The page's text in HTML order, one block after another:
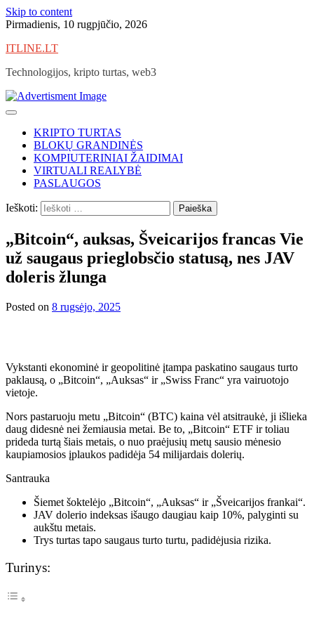
Skip to content
Pirmadienis, 10 rugpjūčio, 2026
ITLINE.LT
Technologijos, kripto turtas, web3
KRIPTO TURTAS
BLOKŲ GRANDINĖS
KOMPIUTERINIAI ŽAIDIMAI
VIRTUALI REALYBĖ
PASLAUGOS
Ieškoti:
„Bitcoin“, auksas, Šveicarijos francas Vie
už saugaus prieglobsčio statusą, nes JAV
doleris žlunga
Posted on 8 rugsėjo, 2025
Vykstanti ekonominė ir geopolitinė įtampa paskatino saugaus turto
paklausą, o „Bitcoin“, „Auksas“ ir „Swiss Franc“ yra vairuotojo
vietoje.
Nors pastaruoju metu „Bitcoin“ (BTC) kaina vėl atsitraukė, ji išlieka
daug didesnė nei žemiausia metai. Be to, „Bitcoin“ ETF ir toliau
prideda turtą šiais metais, o nuo praėjusių metų sausio mėnesio
kaupiamosios įplaukos padidėja 54 milijardais dolerių.
Santrauka
Šiemet šoktelėjo „Bitcoin“, „Auksas“ ir „Šveicarijos frankai“.
JAV dolerio indeksas išaugo daugiau kaip 10%, palyginti su
aukštu metais.
Trys turtas tapo saugaus turto turtu, padidėjusia rizika.
Turinys: